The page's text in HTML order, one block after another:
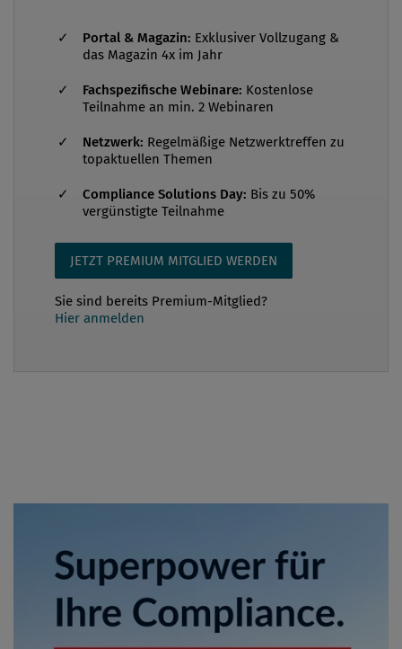
Professionalisierung eines Berufsstands ...
Portal & Magazin: Exklusiver Vollzugang &
das Magazin 4x im Jahr
Fachspezifische Webinare: Kostenlose
Teilnahme an min. 2 Webinaren
Netzwerk: Regelmäßige Netzwerktreffen zu
topaktuellen Themen
Compliance Solutions Day: Bis zu 50%
vergünstigte Teilnahme
JETZT PREMIUM MITGLIED WERDEN
Sie sind bereits Premium-Mitglied?
Hier anmelden